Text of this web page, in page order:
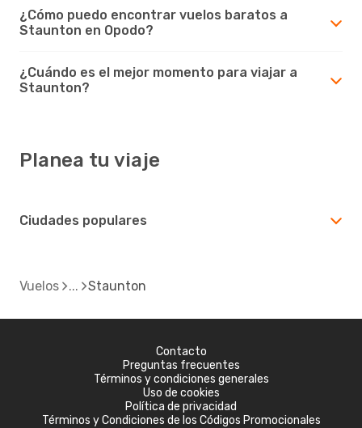
¿Cómo puedo encontrar vuelos baratos a
Staunton en Opodo?
¿Cuándo es el mejor momento para viajar a
Staunton?
Planea tu viaje
Ciudades populares
Vuelos Staunton
Contacto
Preguntas frecuentes
Términos y condiciones generales
Uso de cookies
Política de privacidad
Términos y Condiciones de los Códigos Promocionales